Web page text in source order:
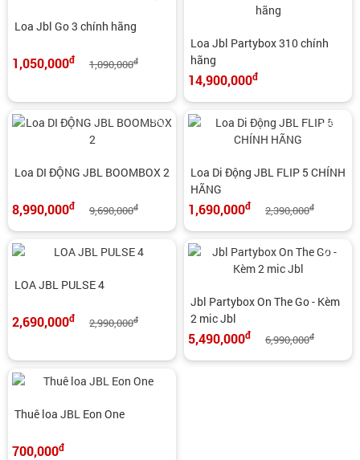
Loa Jbl Go 3 chính hãng
1,050,000đ 1,090,000đ
Loa Jbl Partybox 310 chính
hãng
14,900,000đ
Loa DI ĐỘNG JBL BOOMBOX 2
8,990,000đ 9,690,000đ
-7%
Loa Di Động JBL FLIP 5 CHÍNH
HÃNG
1,690,000đ 2,390,000đ
-29%
LOA JBL PULSE 4
2,690,000đ 2,990,000đ
Jbl Partybox On The Go - Kèm
2 mic Jbl
5,490,000đ 6,990,000đ
-21%
Thuê loa JBL Eon One
700,000đ